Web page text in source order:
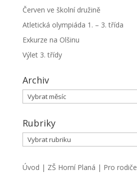
Červen ve školní družině
Atletická olympiáda 1. – 3. třída
Exkurze na Olšinu
Výlet 3. třídy
Archiv
Archiv
Rubriky
Rubriky
Úvod | ZŠ Horní Planá | Pro rodiče